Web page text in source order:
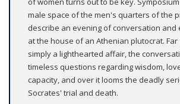
male space of the men's quarters of the
describe an evening of conversation and
at the house of an Athenian plutocrat.
simply a lighthearted affair, the
timeless questions regarding wisdom,
capacity, and over it looms the deadly
Socrates' trial and death.